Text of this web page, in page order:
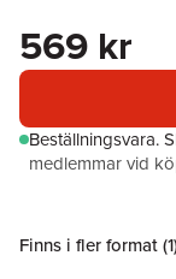
569 kr
Beställningsvara.
medlemmar vid
Finns i fler format (1